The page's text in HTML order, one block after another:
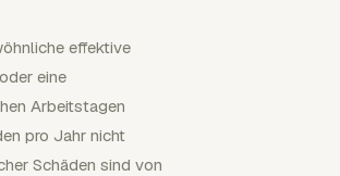
effektive
eine
Arbeitstagen
pro Jahr nicht
Schäden sind von